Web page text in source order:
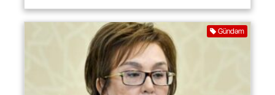
Gündəm